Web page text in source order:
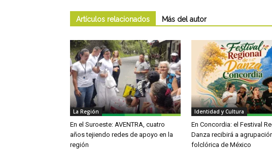
Artículos relacionados Más del autor
La Región
En el Suroeste: AVENTRA, cuatro
años tejiendo redes de apoyo en la
región
Identidad y Cultura
En Concordia: el Festival
Danza recibirá a
folclórica de México